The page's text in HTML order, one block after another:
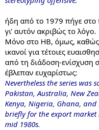
ήδη από το 1979 πήγε στο
γι' αυτόν ακριβώς το λόγο.
Μόνο στο ΗΒ, όμως, καθώς
ικανοί για τέτοιες
από τη διάδοση-ενίσχυση
έβλεπαν ευχαρίστως:
Nevertheless the series
Pakistan,Australia, New
Kenya, Nigeria, Ghana, and
briefly for the export
mid 1980s.